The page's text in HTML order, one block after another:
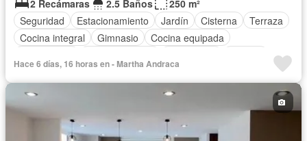
2 Recámaras
2.5 Baños
250 m²
Seguridad
Estacionamiento Jardín Cisterna
Terraza
Cocina integral
Gimnasio
Cocina equipada
Agua
Cuarto de Limpieza Cancha de tenis
Gas natural
Caseta de vigilancia
Recámara con closet
Permite niños
Solo familias
Sin amueblar
Hace 6 días, 16 horas en - Martha Andraca